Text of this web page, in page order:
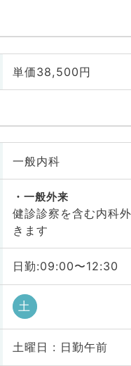
単価38,500円
一般内科
一般外来
健診診察を含む内科
きます
日勤:09:00〜12:30
土
土曜日 : 日勤午前